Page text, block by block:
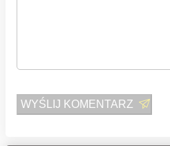
WYŚLIJ KOMENTARZ